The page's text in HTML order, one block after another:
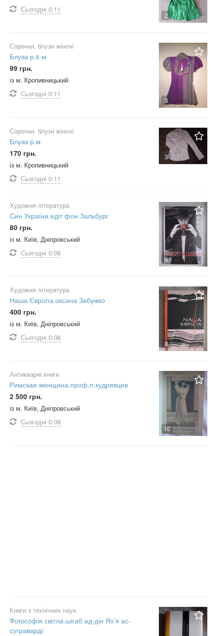
2
Сьогодні 0:11
3
Сорочки, блузи жіночі
Блуза р.s-м
99 грн.
із м. Кропивницький
Сьогодні 0:11
3
Сорочки, блузи жіночі
Блуза р.м
170 грн.
із м. Кропивницький
Сьогодні 0:11
6
Художня література
Син України.едіт фон Зальбург
80 грн.
із м. Київ, Дніпровський
Сьогодні 0:08
8
Художня література
Наша Європа.оксана Забужко
400 грн.
із м. Київ, Дніпровський
Сьогодні 0:08
10
Антикварні книги
Римская женщина.проф.п.кудрявцев
2 500 грн.
із м. Київ, Дніпровський
Сьогодні 0:08
Книги з технічних наук
Філософія світла.шігаб ад-дін Ях’я ас-
суграварді